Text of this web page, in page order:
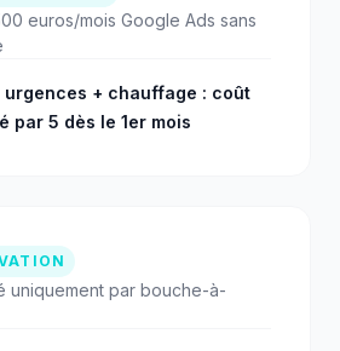
euros/mois Google Ads sans
urgences + chauffage : coût
par 5 dès le 1er mois
uniquement par bouche-à-